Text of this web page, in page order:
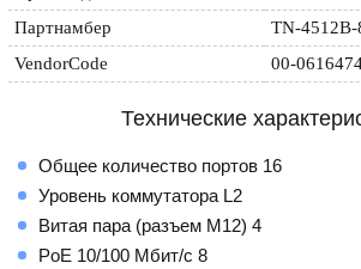
Партнамбер
TN-4512B-
VendorCode
00-
Технические
Общее количество портов 16
Уровень коммутатора L2
Витая пара (разъем M12) 4
PoE 10/100 Мбит/с 8